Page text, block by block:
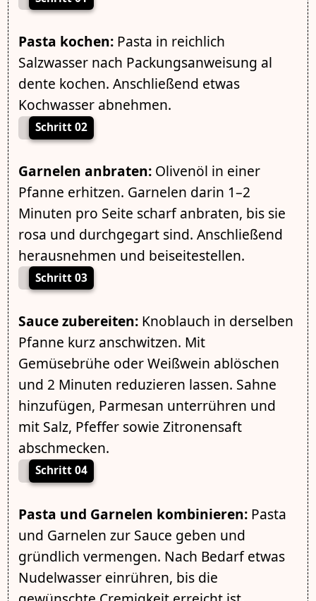
Pasta kochen:Pasta in reichlich
Salzwasser nach Packungsanweisung al
dente kochen. Anschließend etwas
Kochwasser abnehmen.
Schritt 02
Garnelen anbraten:Olivenöl in einer
Pfanne erhitzen. Garnelen darin 1–2
Minuten pro Seite scharf anbraten, bis sie
rosa und durchgegart sind. Anschließend
herausnehmen und beiseitestellen.
Schritt 03
Sauce zubereiten:Knoblauch in derselben
Pfanne kurz anschwitzen. Mit
Gemüsebrühe oder Weißwein ablöschen
und 2 Minuten reduzieren lassen. Sahne
hinzufügen, Parmesan unterrühren und
mit Salz, Pfeffer sowie Zitronensaft
abschmecken.
Schritt 04
Pasta und Garnelen kombinieren:Pasta
und Garnelen zur Sauce geben und
gründlich vermengen. Nach Bedarf etwas
Nudelwasser einrühren, bis die